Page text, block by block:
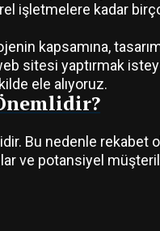
işletmelere kadar
kapsamına,
sitesi yaptırmak
ele alıyoruz.
Bu nedenle rekabet
ve potansiyel